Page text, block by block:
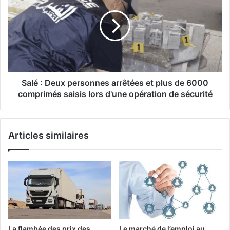
islamique
Deux
personnes
arrêtées
et
plus
6000
comprimés
saisis
de
Salé : Deux personnes arrêtées et plus de 6000
comprimés saisis lors d'une opération de sécurité
Articles similaires